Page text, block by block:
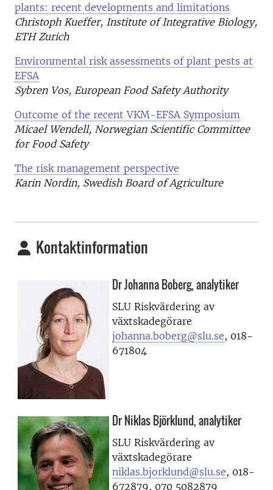
plants: recent developments and limitations
Christoph Kueffer, Institute of Integrative Biology,
ETH Zurich
Environmental risk assessments of plant pests at
EFSA
Sybren Vos, European Food Safety Authority
Outcome of the recent VKM-EFSA Symposium
Micael Wendell, Norwegian Scientific Committee
for Food Safety
The risk management perspective
Karin Nordin, Swedish Board of Agriculture
Kontaktinformation
Dr Johanna Boberg, analytiker
SLU Riskvärdering av
växtskadegörare
johanna.boberg@slu.se, 018-
671804
Dr Niklas Björklund, analytiker
SLU Riskvärdering av
växtskadegörare
niklas.bjorklund@slu.se, 018-
672879, 070 5082879